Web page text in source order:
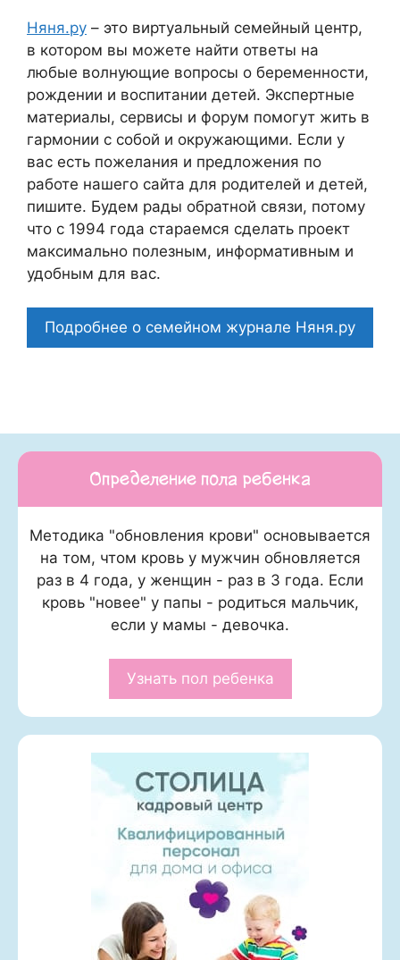
Няня.ру – это виртуальный семейный центр,
в котором вы можете найти ответы на
любые волнующие вопросы о беременности,
рождении и воспитании детей. Экспертные
материалы, сервисы и форум помогут жить в
гармонии с собой и окружающими. Если у
вас есть пожелания и предложения по
работе нашего сайта для родителей и детей,
пишите. Будем рады обратной связи, потому
что c 1994 года стараемся сделать проект
максимально полезным, информативным и
удобным для вас.
Подробнее о семейном журнале Няня.ру
Определение пола ребенка
Методика "обновления крови" основывается
на том, чтом кровь у мужчин обновляется
раз в 4 года, у женщин - раз в 3 года. Если
кровь "новее" у папы - родиться мальчик,
если у мамы - девочка.
Узнать пол ребенка